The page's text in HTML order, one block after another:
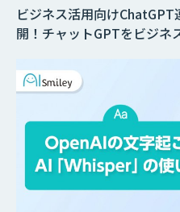
ビジネス活用向け
開！チャットGPTをビジネ